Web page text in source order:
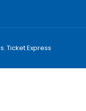
Ticket Express